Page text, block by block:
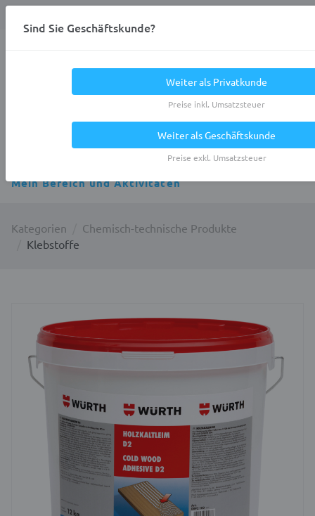
Mein Bereich und Aktivitäten
Kategorien
Chemisch-technische Produkte
Klebstoffe
Sind Sie Geschäftskunde?
Weiter als Privatkunde
Preise inkl. Umsatzsteuer
Weiter als Geschäftskunde
Preise exkl. Umsatzsteuer